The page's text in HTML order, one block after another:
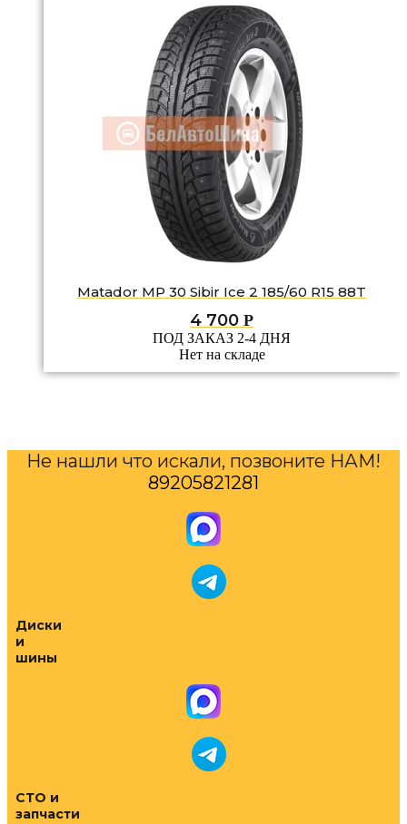
Matador MP 30 Sibir Ice 2 185/60 R15 88T
4 700 Р
ПОД ЗАКАЗ 2-4 ДНЯ
Нет на складе
Не нашли что искали, позвоните НАМ!
89205821281
Диски
и
шины
СТО и
запчасти